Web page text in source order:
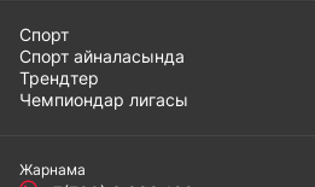
Спорт
Спорт айналасында
Трендтер
Чемпиондар лигасы
Жарнама